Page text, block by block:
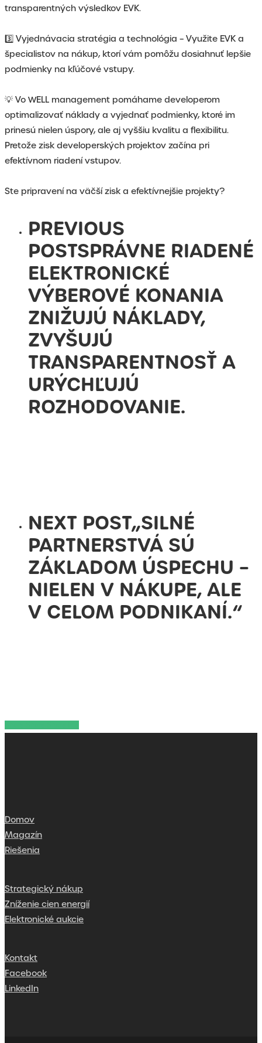
transparentných výsledkov EVK.
3️⃣ Vyjednávacia stratégia a technológia – Využite EVK a
špecialistov na nákup, ktorí vám pomôžu dosiahnuť lepšie
podmienky na kľúčové vstupy.
💡 Vo WELL management pomáhame developerom
optimalizovať náklady a vyjednať podmienky, ktoré im
prinesú nielen úspory, ale aj vyššiu kvalitu a flexibilitu.
Pretože zisk developerských projektov začína pri
efektívnom riadení vstupov.
Ste pripravení na väčší zisk a efektívnejšie projekty?
PREVIOUS
POSTSPRÁVNE RIADENÉ
ELEKTRONICKÉ
VÝBEROVÉ KONANIA
ZNIŽUJÚ NÁKLADY,
ZVYŠUJÚ
TRANSPARENTNOSŤ A
URÝCHĽUJÚ
ROZHODOVANIE.
NEXT POST„SILNÉ
PARTNERSTVÁ SÚ
ZÁKLADOM ÚSPECHU –
NIELEN V NÁKUPE, ALE
V CELOM PODNIKANÍ.“
Domov
Magazín
Riešenia
Strategický nákup
Zníženie cien energií
Elektronické aukcie
Kontakt
Facebook
LinkedIn